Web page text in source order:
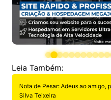
Leia Também:
Nota de Pesar: Adeus ao amigo,
Silva Teixeira